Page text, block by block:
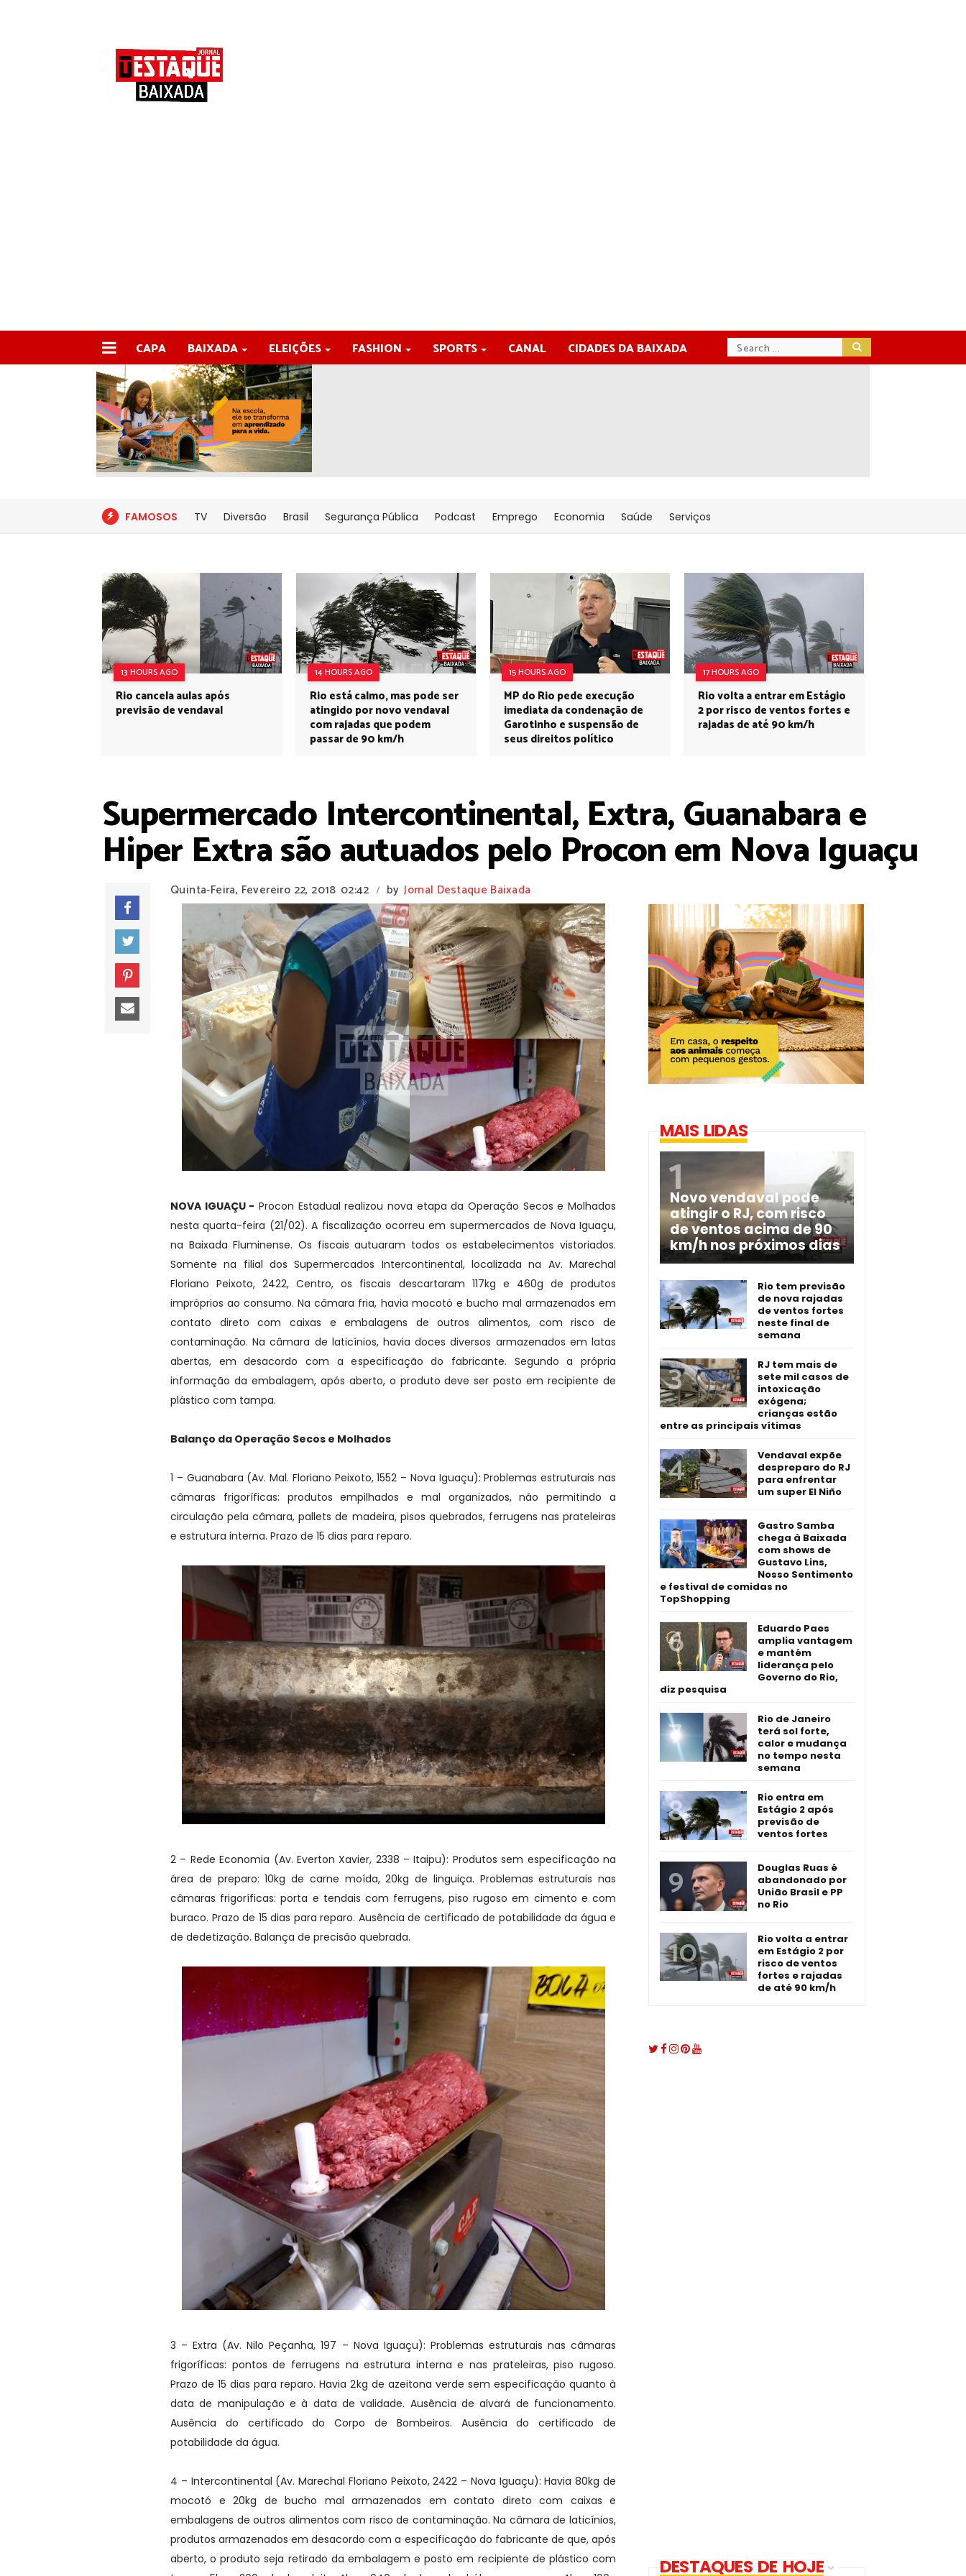
CAPA BAIXADA ELEIÇÕES FASHION SPORTS CANAL CIDADES DA BAIXADA
FAMOSOS TV Diversão Brasil Segurança Pública Podcast Emprego Economia Saúde Serviços
13 HOURS AGO
Rio cancela aulas após
previsão de vendaval
14 HOURS AGO
Rio está calmo, mas pode ser
atingido por novo vendaval
com rajadas que podem
passar de 90 km/h
15 HOURS AGO
MP do Rio pede execução
imediata da condenação de
Garotinho e suspensão de
seus direitos político
17 HOURS AGO
Rio volta a entrar em Estágio
2 por risco de ventos fortes e
rajadas de até 90 km/h
Supermercado Intercontinental, Extra, Guanabara e
Hiper Extra são autuados pelo Procon em Nova Iguaçu
Quinta-Feira, Fevereiro 22, 2018 02:42 / by Jornal Destaque Baixada
NOVA IGUAÇU - Procon Estadual realizou nova etapa da Operação Secos e Molhados
nesta quarta-feira (21/02). A fiscalização ocorreu em supermercados de Nova Iguaçu,
na Baixada Fluminense. Os fiscais autuaram todos os estabelecimentos vistoriados.
Somente na filial dos Supermercados Intercontinental, localizada na Av. Marechal
Floriano Peixoto, 2422, Centro, os fiscais descartaram 117kg e 460g de produtos
impróprios ao consumo. Na câmara fria, havia mocotó e bucho mal armazenados em
contato direto com caixas e embalagens de outros alimentos, com risco de
contaminação. Na câmara de laticínios, havia doces diversos armazenados em latas
abertas, em desacordo com a especificação do fabricante. Segundo a própria
informação da embalagem, após aberto, o produto deve ser posto em recipiente de
plástico com tampa.
Balanço da Operação Secos e Molhados
1 – Guanabara (Av. Mal. Floriano Peixoto, 1552 – Nova Iguaçu): Problemas estruturais nas
câmaras frigoríficas: produtos empilhados e mal organizados, não permitindo a
circulação pela câmara, pallets de madeira, pisos quebrados, ferrugens nas prateleiras
e estrutura interna. Prazo de 15 dias para reparo.
2 – Rede Economia (Av. Everton Xavier, 2338 – Itaipu): Produtos sem especificação na
área de preparo: 10kg de carne moída, 20kg de linguiça. Problemas estruturais nas
câmaras frigoríficas: porta e tendais com ferrugens, piso rugoso em cimento e com
buraco. Prazo de 15 dias para reparo. Ausência de certificado de potabilidade da água e
de dedetização. Balança de precisão quebrada.
3 – Extra (Av. Nilo Peçanha, 197 – Nova Iguaçu): Problemas estruturais nas câmaras
frigoríficas: pontos de ferrugens na estrutura interna e nas prateleiras, piso rugoso.
Prazo de 15 dias para reparo. Havia 2kg de azeitona verde sem especificação quanto à
data de manipulação e à data de validade. Ausência de alvará de funcionamento.
Ausência do certificado do Corpo de Bombeiros. Ausência do certificado de
potabilidade da água.
4 – Intercontinental (Av. Marechal Floriano Peixoto, 2422 – Nova Iguaçu): Havia 80kg de
mocotó e 20kg de bucho mal armazenados em contato direto com caixas e
embalagens de outros alimentos com risco de contaminação. Na câmara de laticínios,
produtos armazenados em desacordo com a especificação do fabricante de que, após
aberto, o produto seja retirado da embalagem e posto em recipiente de plástico com
MAIS LIDAS
Novo vendaval pode
atingir o RJ, com risco
de ventos acima de 90
km/h nos próximos dias
Rio tem previsão
de nova rajadas
de ventos fortes
neste final de
semana
RJ tem mais de
sete mil casos de
intoxicação
exógena;
crianças estão
entre as principais vítimas
Vendaval expõe
despreparo do RJ
para enfrentar
um super El Niño
Gastro Samba
chega à Baixada
com shows de
Gustavo Lins,
Nosso Sentimento
e festival de comidas no
TopShopping
Eduardo Paes
amplia vantagem
e mantém
liderança pelo
Governo do Rio,
diz pesquisa
Rio de Janeiro
terá sol forte,
calor e mudança
no tempo nesta
semana
Rio entra em
Estágio 2 após
previsão de
ventos fortes
Douglas Ruas é
abandonado por
União Brasil e PP
no Rio
Rio volta a entrar
em Estágio 2 por
risco de ventos
fortes e rajadas
de até 90 km/h
DESTAQUES DE HOJE